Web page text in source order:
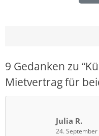
9 Gedanken zu “
Mietvertrag für
Julia R.
24.